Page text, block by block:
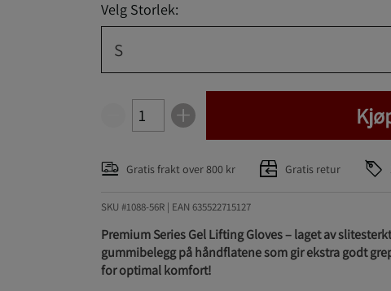
Velg Storlek:
S
Gratis frakt over 800 kr Gratis retur
SKU #1088-56R | EAN 635522715127
Premium Series Gel Lifting Gloves – laget av
gummibelegg på håndflatene som gir ekstra godt
for optimal komfort!